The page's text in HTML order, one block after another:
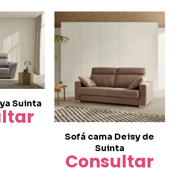
Suinta
Sofá cama Deisy de
Suinta
Consultar